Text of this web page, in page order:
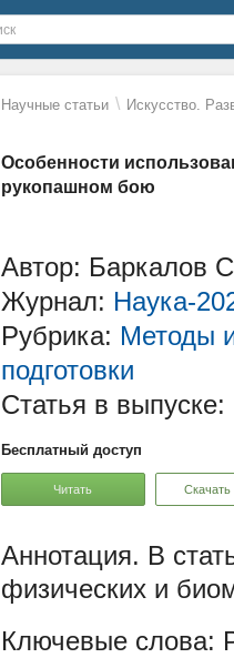
Научные статьи \ Искусство.
Особенности
рукопашном бою
Автор: Баркалов
Журнал: Наука-
Рубрика: Методы
подготовки
Статья в выпуске:
Бесплатный доступ
Читать Скачать
В
физических и